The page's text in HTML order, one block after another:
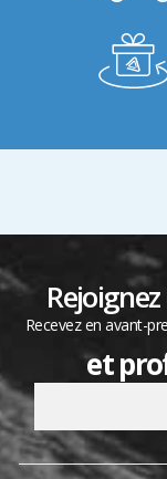
Recevez en avant-
et